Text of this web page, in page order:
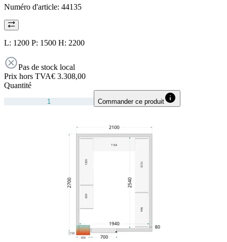
Numéro d'article: 44135
L: 1200 P: 1500 H: 2200
Pas de stock local
Prix hors TVA€ 3.308,00
Quantité
Commander ce produit